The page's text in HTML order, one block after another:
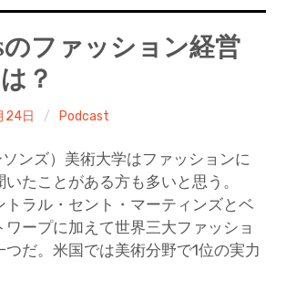
e
r
g
r
a
ファッション経営
？
24日 Podcast
ンズ）美術大学はファッションに
たことがある方も多いと思う。
トラル・セント・マーティンズとベ
ワープに加えて世界三大ファッショ
つだ。米国では美術分野で1位の実力